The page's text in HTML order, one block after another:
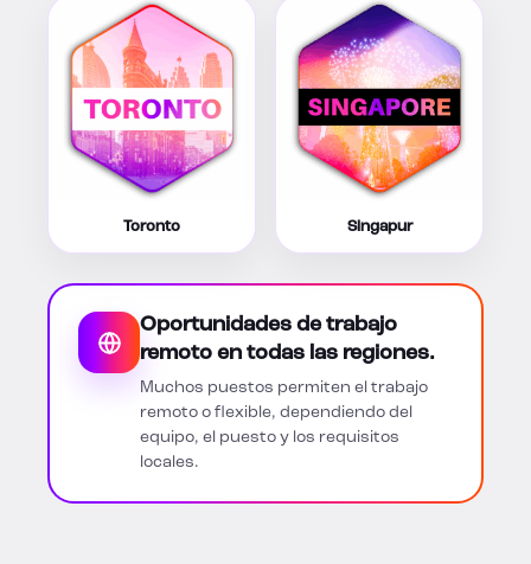
Toronto Singapur
Oportunidades de trabajo
remoto en todas las regiones.
Muchos puestos permiten el trabajo
remoto o flexible, dependiendo del
equipo, el puesto y los requisitos
locales.